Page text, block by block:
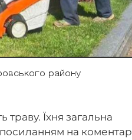
району
Їхня загальна
посиланням на коментар